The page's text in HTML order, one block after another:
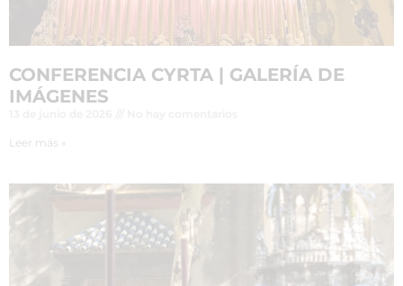
CONFERENCIA CYRTA | GALERÍA DE
IMÁGENES
Leer más »